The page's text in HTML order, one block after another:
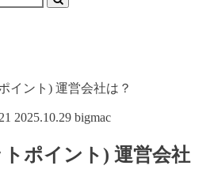
イント) 運営会社は？
2025.10.29 bigmac
ポイント) 運営会社